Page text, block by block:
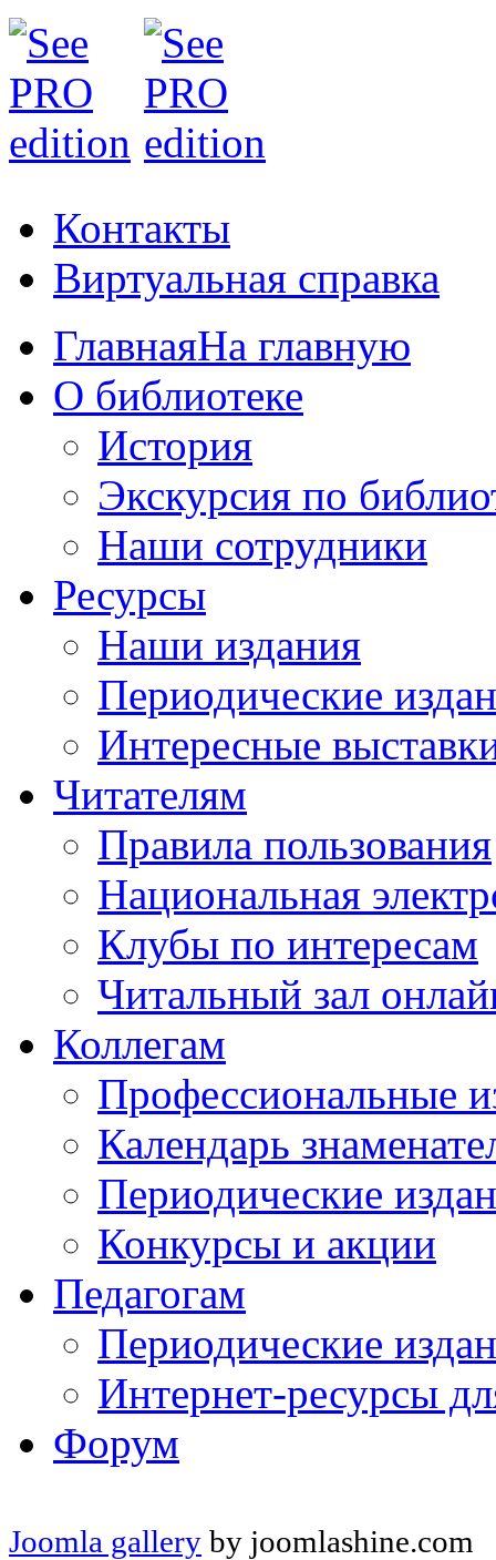
Контакты
Виртуальная справка
ГлавнаяНа главную
О библиотеке
История
Экскурсия по
Наши сотрудники
Ресурсы
Наши издания
Периодические
Интересные
Читателям
Правила пользования
Национальная
Клубы по интересам
Читальный зал
Коллегам
Профессиональные
Календарь
Периодические
Конкурсы и акции
Педагогам
Периодические
Интернет-ресурсы
Форум
Joomla gallery by joomlashine.com